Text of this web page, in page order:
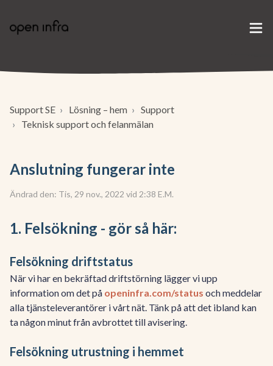
Support SE Lösning – hem
Support
Teknisk support och felanmälan
Anslutning fungerar inte
Ändrad den: Tis, 29 nov., 2022 vid 2:38 E.M.
1. Felsökning - gör så här:
Felsökning driftstatus
När vi har en bekräftad driftstörning lägger vi upp
information om det på openinfra.com/status och meddelar
alla tjänsteleverantörer i vårt nät. Tänk på att det ibland kan
ta någon minut från avbrottet till avisering.
Felsökning utrustning i hemmet